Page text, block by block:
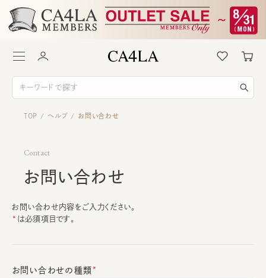
TOP / ヘルプ / お問い合わせ
Contact
お問い合わせ
お問い合わせ内容をご入力ください。
は必須項目です。
お問い合わせの種類